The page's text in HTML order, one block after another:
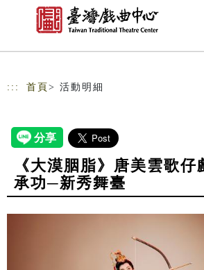
跳到主要內容
網站導覽
::: 首頁 > 活動明細
《大漠胭脂》唐美雲歌仔
承功─新秀舞臺